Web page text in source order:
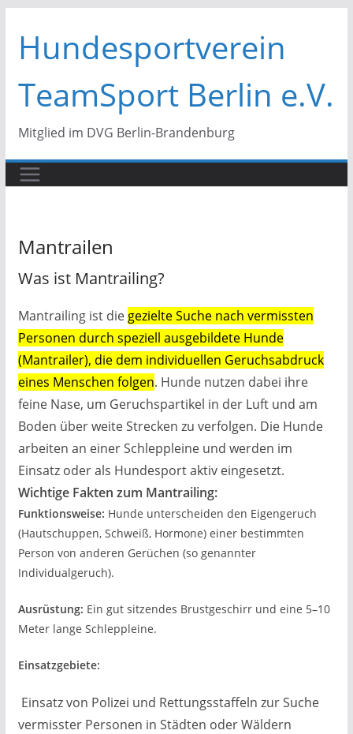
Inhalt
springen
Hundesportverein
TeamSport Berlin e.V.
Mitglied im DVG Berlin-Brandenburg
Mantrailen
Was ist Mantrailing?
Mantrailing ist die gezielte Suche nach vermissten
Personen durch speziell ausgebildete Hunde
(Mantrailer), die dem individuellen Geruchsabdruck
eines Menschen folgen. Hunde nutzen dabei ihre
feine Nase, um Geruchspartikel in der Luft und am
Boden über weite Strecken zu verfolgen. Die Hunde
arbeiten an einer Schleppleine und werden im
Einsatz oder als Hundesport aktiv eingesetzt.
Wichtige Fakten zum Mantrailing:
Funktionsweise: Hunde unterscheiden den Eigengeruch
(Hautschuppen, Schweiß, Hormone) einer bestimmten
Person von anderen Gerüchen (so genannter
Individualgeruch).
Ausrüstung: Ein gut sitzendes Brustgeschirr und eine 5–10
Meter lange Schleppleine.
Einsatzgebiete:
Einsatz von Polizei und Rettungsstaffeln zur Suche
vermisster Personen in Städten oder Wäldern